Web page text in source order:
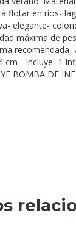
flotar en ríos-
elegante-
máxima de
recomendada-
cm - Incluye- 1
BOMBA DE